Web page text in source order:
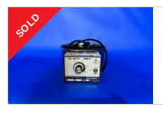
SOLD